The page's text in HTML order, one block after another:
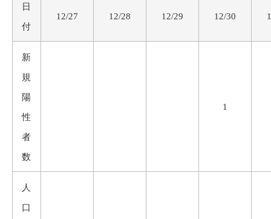
日
付
12/27 12/28 12/29 12/30
新
規
陽
性
者
数
1
人
口